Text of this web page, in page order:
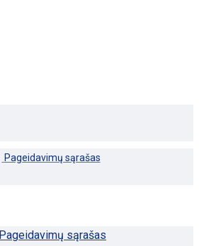
Pageidavimų sąrašas
Pageidavimų sąrašas